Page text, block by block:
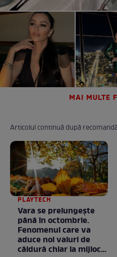
MAI MULTE
Articolul continuă după
PLAYTECH
Vara se prelungeşte
până în octombrie.
Fenomenul care va
aduce noi valuri de
căldură chiar la mijlocul